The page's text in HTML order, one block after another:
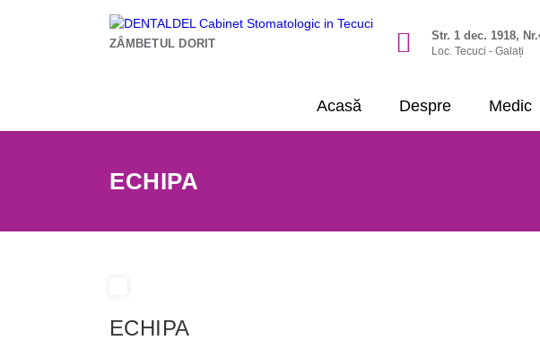
ZÂMBETUL DORIT
Str. 1 dec. 1918,
Loc. Tecuci - Galați
Acasă Despre Medic
ECHIPA
ECHIPA